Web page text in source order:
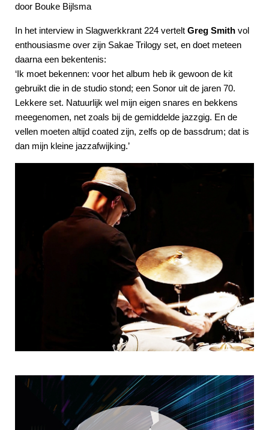
door Bouke Bijlsma
In het interview in Slagwerkkrant 224 vertelt Greg Smith vol
enthousiasme over zijn Sakae Trilogy set, en doet meteen
daarna een bekentenis:
‘Ik moet bekennen: voor het album heb ik gewoon de kit
gebruikt die in de studio stond; een Sonor uit de jaren 70.
Lekkere set. Natuurlijk wel mijn eigen snares en bekkens
meegenomen, net zoals bij de gemiddelde jazzgig. En de
vellen moeten altijd coated zijn, zelfs op de bassdrum; dat is
dan mijn kleine jazzafwijking.’